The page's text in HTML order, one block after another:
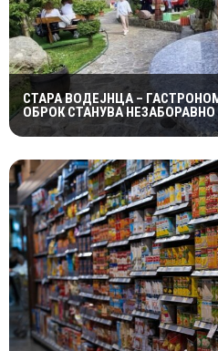
СТАРА ВОДЕЈНЦА –
ОБРОК СТАНУВА